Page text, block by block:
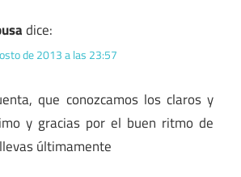
dice:
de 2013 a las 23:57
que conozcamos los claros y
y gracias por el buen ritmo de
últimamente